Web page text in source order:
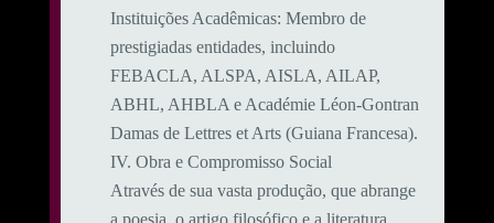
​Instituições Acadêmicas: Membro de
prestigiadas entidades, incluindo
FEBACLA, ALSPA, AISLA, AILAP,
ABHL, AHBLA e Académie Léon-Gontran
Damas de Lettres et Arts (Guiana Francesa).
​IV. Obra e Compromisso Social
​Através de sua vasta produção, que abrange
a poesia, o artigo filosófico e a literatura